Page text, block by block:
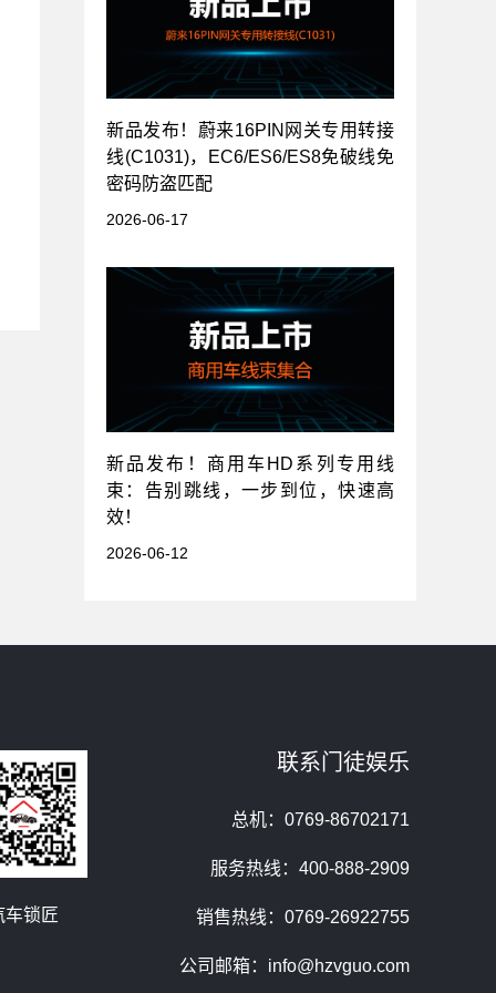
新品发布！蔚来16PIN网关专用转接
线(C1031)，EC6/ES6/ES8免破线免
密码防盗匹配
2026-06-17
新品发布！商用车HD系列专用线
束：告别跳线，一步到位，快速高
效！
2026-06-12
车锁匠
联系门徒娱乐
总机：0769-86702171
服务热线：400-888-2909
销售热线：0769-26922755
公司邮箱：info@hzvguo.com